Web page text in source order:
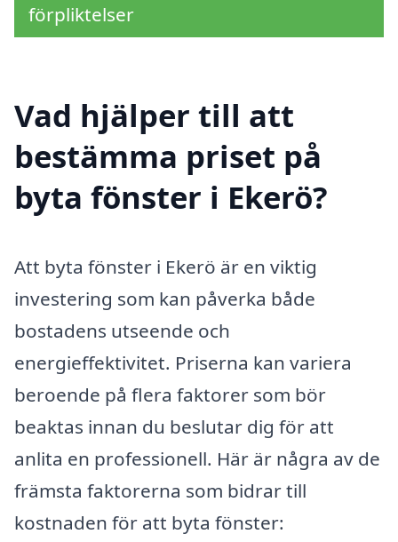
förpliktelser
Vad hjälper till att
bestämma priset på
byta fönster i Ekerö?
Att byta fönster i Ekerö är en viktig
investering som kan påverka både
bostadens utseende och
energieffektivitet. Priserna kan variera
beroende på flera faktorer som bör
beaktas innan du beslutar dig för att
anlita en professionell. Här är några av de
främsta faktorerna som bidrar till
kostnaden för att byta fönster: